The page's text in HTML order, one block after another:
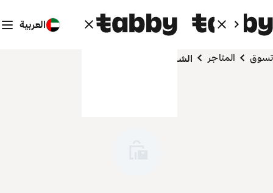
العربية
تسوق المتاجر الشريف جراج